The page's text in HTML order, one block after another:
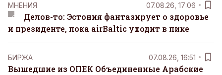
MНЕНИЯ 07.08.26, 17:06
Делов-то: Эстония фантазирует о здоровье
и президенте, пока airBaltic уходит в пике
БИРЖА 07.08.26, 16:51
Вышедшие из ОПЕК Объединенные Арабские